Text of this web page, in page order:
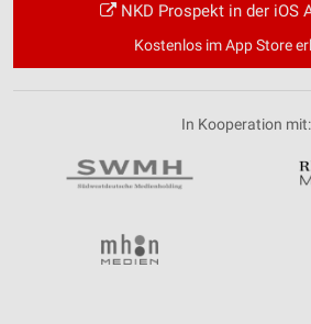
NKD Prospekt in der iOS
Kostenlos im App Store
In Kooperation mit: